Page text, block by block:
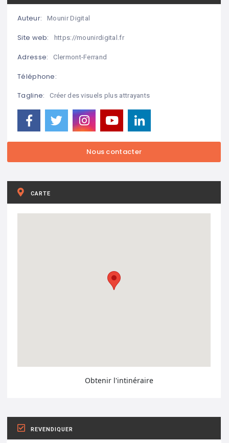
Auteur: Mounir Digital
Site web: https://mounirdigital.fr
Adresse: Clermont-Ferrand
Téléphone:
Tagline:
Créer des visuels plus attrayants
CARTE
Obtenir l'intinéraire
REVENDIQUER